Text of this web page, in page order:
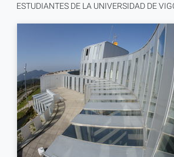
ESTUDIANTES DE LA UNIVERSIDAD DE